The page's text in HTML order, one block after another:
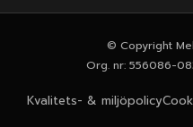
© Copyright
Org. nr: 556086-
Kvalitets- & miljöpolicy